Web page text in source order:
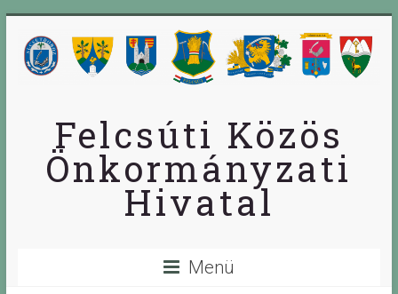
Felcsúti Közös
Önkormányzati
Hivatal
Menü